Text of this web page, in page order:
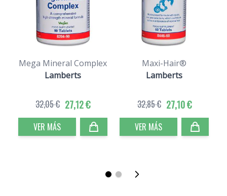
Mega Mineral Complex
Lamberts
27,12 €
32,05 €
VER MÁS
Maxi-Hair®
Lamberts
27,10 €
32,85 €
VER MÁS